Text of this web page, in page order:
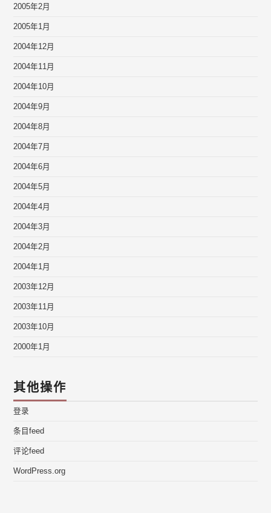
2005年2月
2005年1月
2004年12月
2004年11月
2004年10月
2004年9月
2004年8月
2004年7月
2004年6月
2004年5月
2004年4月
2004年3月
2004年2月
2004年1月
2003年12月
2003年11月
2003年10月
2000年1月
其他操作
登录
条目feed
评论feed
WordPress.org